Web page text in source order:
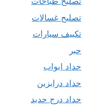
تصليح غسالات
تكييف سيارات
حبر
حداد ابواب
حداد درابزين
حداد درج حديد